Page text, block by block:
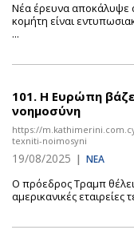
Νέα έρευνα αποκάλυψε
κομήτη είναι
...
101. Η Ευρώπη
νοημοσύνη
https://
texniti-noimosyni
19/08/2025 | ΝΕΑ
Ο πρόεδρος Τραμπ
αμερικανικές εταιρείες